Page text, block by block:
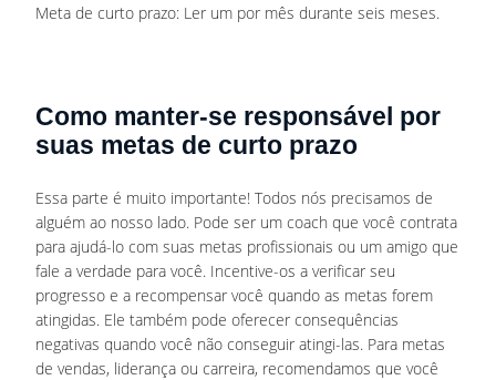
Meta de curto prazo: Ler um por mês durante seis meses.
Como manter-se responsável por
suas metas de curto prazo
Essa parte é muito importante! Todos nós precisamos de
alguém ao nosso lado. Pode ser um coach que você contrata
para ajudá-lo com suas metas profissionais ou um amigo que
fale a verdade para você. Incentive-os a verificar seu
progresso e a recompensar você quando as metas forem
atingidas. Ele também pode oferecer consequências
negativas quando você não conseguir atingi-las. Para metas
de vendas, liderança ou carreira, recomendamos que você